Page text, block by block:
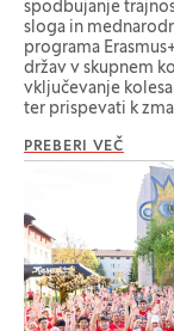
spodbujanje
sloga in
programa
držav v skupnem
vključevanje
ter prispevati k
PREBERI VEČ